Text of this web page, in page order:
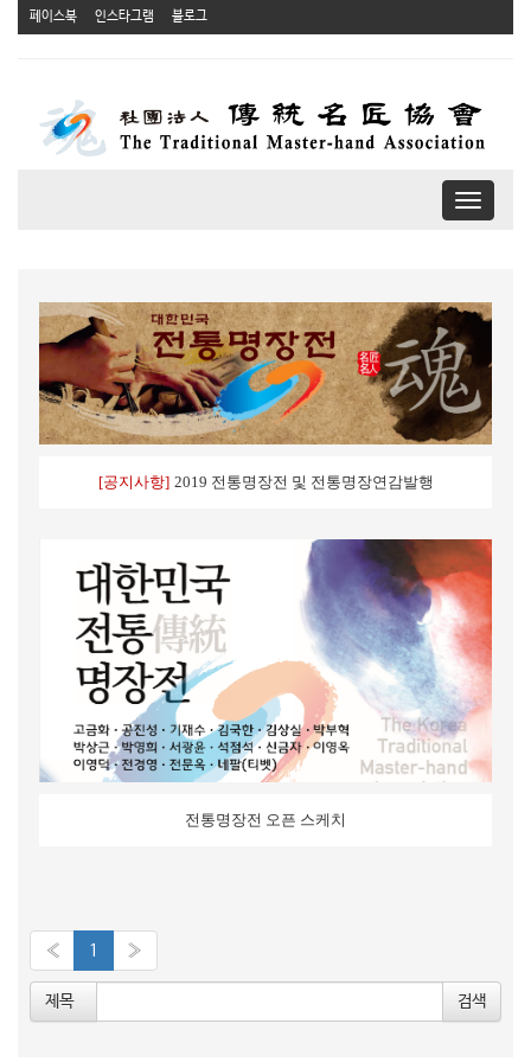
페이스북 인스타그램 블로그
T
o
l
a
v
i
g
o
n
[공지사항] 2019 전통명장전 및 전통명장연감발행
전통명장전 오픈 스케치
« 1 »
제목